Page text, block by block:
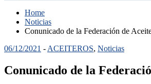
Home
Noticias
Conunicado de la Federación de
06/12/2021 - ACEITEROS, Noticias
Conunicado de la